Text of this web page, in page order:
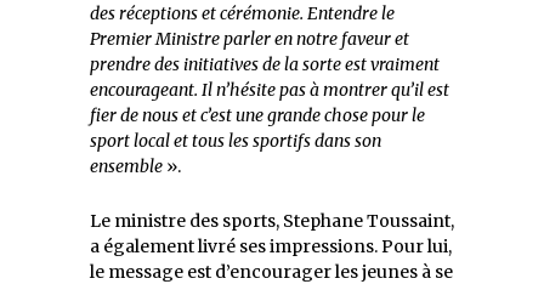
des réceptions et cérémonie. Entendre le
Premier Ministre parler en notre faveur et
prendre des initiatives de la sorte est vraiment
encourageant. Il n’hésite pas à montrer qu’il est
fier de nous et c’est une grande chose pour le
sport local et tous les sportifs dans son
ensemble ».
Le ministre des sports, Stephane Toussaint,
a également livré ses impressions. Pour lui,
le message est d’encourager les jeunes à se